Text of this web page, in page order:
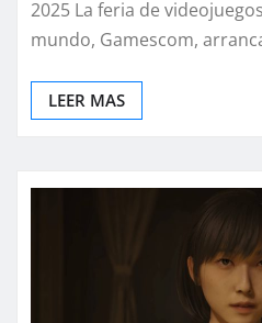
2025 La feria de
mundo, Gamescom,
LEER MAS